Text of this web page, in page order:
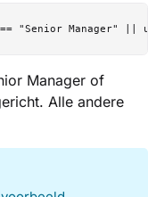
Manager of
Alle andere